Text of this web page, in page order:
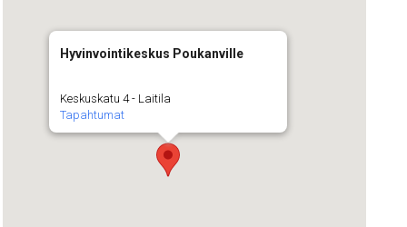
Hyvinvointikeskus Poukanville
Keskuskatu 4 - Laitila
Tapahtumat